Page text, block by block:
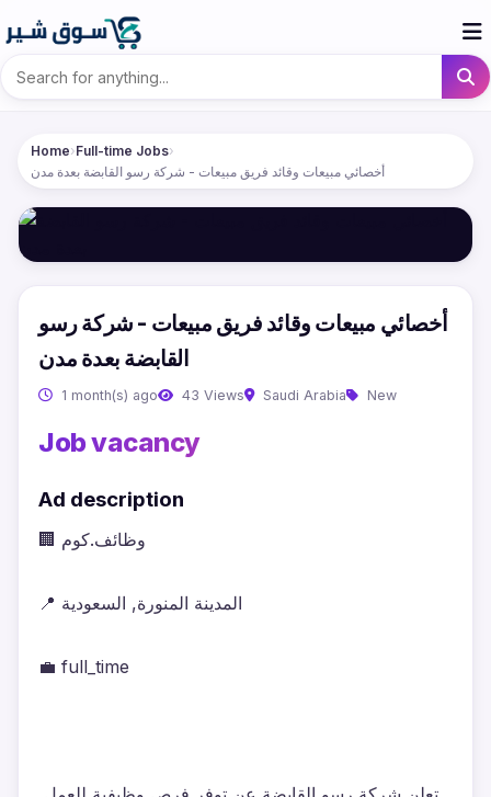
Home›Full-time Jobs›
أخصائي مبيعات وقائد فريق مبيعات - شركة رسو القابضة بعدة مدن
أخصائي مبيعات وقائد فريق مبيعات - شركة رسو
القابضة بعدة مدن
1 month(s) ago 43 Views Saudi Arabia New
Job vacancy
Ad description
🏢 وظائف.كوم
📍 المدينة المنورة, السعودية
💼 full_time